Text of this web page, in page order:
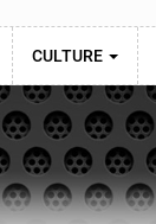
CULTURE